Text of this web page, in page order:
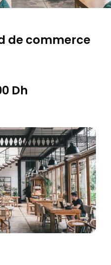
de commerce
Dh